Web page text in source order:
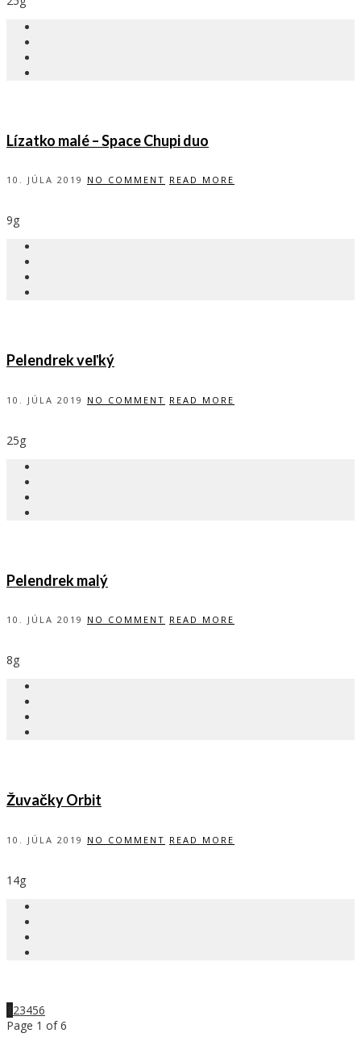
Lízatko malé – Space Chupi duo
10. JÚLA 2019 NO COMMENT READ MORE
9g
Pelendrek veľký
10. JÚLA 2019 NO COMMENT READ MORE
25g
Pelendrek malý
10. JÚLA 2019 NO COMMENT READ MORE
8g
Žuvačky Orbit
10. JÚLA 2019 NO COMMENT READ MORE
14g
23456
Page 1 of 6